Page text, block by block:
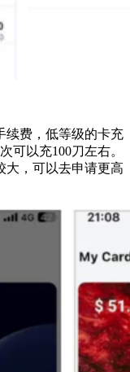
续费，低等级的卡充
可以充100刀左右。
大，可以去申请更高